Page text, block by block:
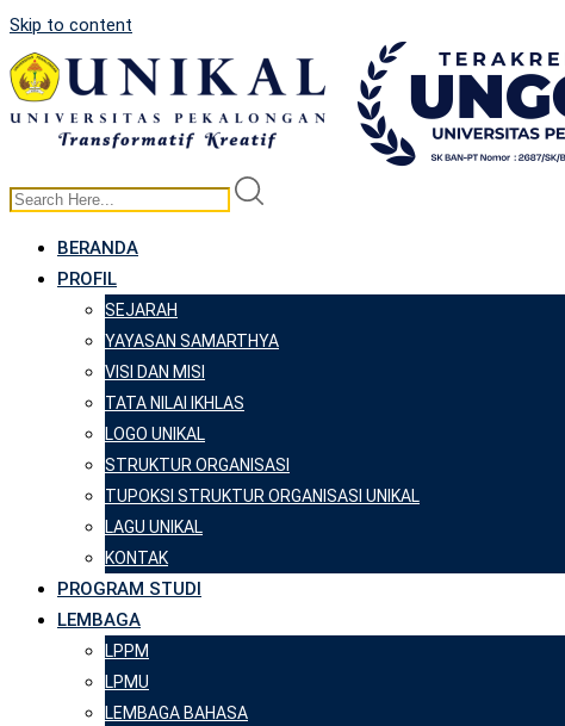
Skip to content
BERANDA
PROFIL
SEJARAH
YAYASAN SAMARTHYA
VISI DAN MISI
TATA NILAI IKHLAS
LOGO UNIKAL
STRUKTUR ORGANISASI
TUPOKSI STRUKTUR ORGANISASI UNIKAL
LAGU UNIKAL
KONTAK
PROGRAM STUDI
LEMBAGA
LPPM
LPMU
LEMBAGA BAHASA